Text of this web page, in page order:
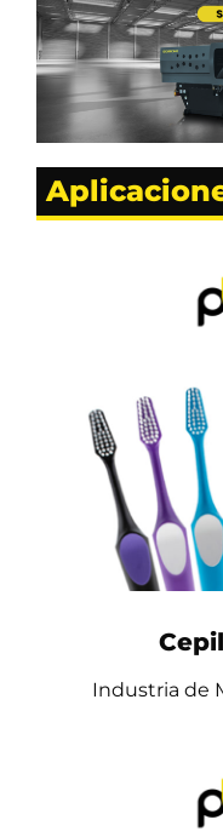
Industria de